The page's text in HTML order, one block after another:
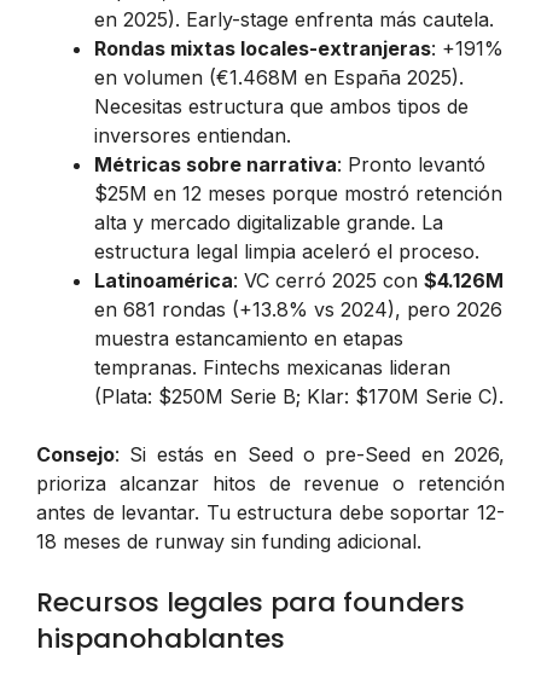
en 2025). Early-stage enfrenta más cautela.
Rondas mixtas locales-extranjeras: +191%
en volumen (€1.468M en España 2025).
Necesitas estructura que ambos tipos de
inversores entiendan.
Métricas sobre narrativa: Pronto levantó
$25M en 12 meses porque mostró retención
alta y mercado digitalizable grande. La
estructura legal limpia aceleró el proceso.
Latinoamérica: VC cerró 2025 con $4.126M
en 681 rondas (+13.8% vs 2024), pero 2026
muestra estancamiento en etapas
tempranas. Fintechs mexicanas lideran
(Plata: $250M Serie B; Klar: $170M Serie C).
Consejo: Si estás en Seed o pre-Seed en 2026,
prioriza alcanzar hitos de revenue o retención
antes de levantar. Tu estructura debe soportar 12-
18 meses de runway sin funding adicional.
Recursos legales para founders
hispanohablantes